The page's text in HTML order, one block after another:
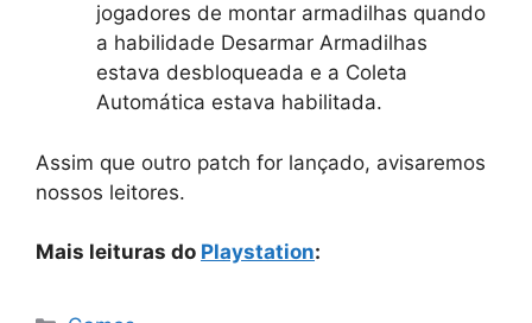
jogadores de montar armadilhas quando
a habilidade Desarmar Armadilhas
estava desbloqueada e a Coleta
Automática estava habilitada.
Assim que outro patch for lançado, avisaremos
nossos leitores.
Mais leituras do Playstation: